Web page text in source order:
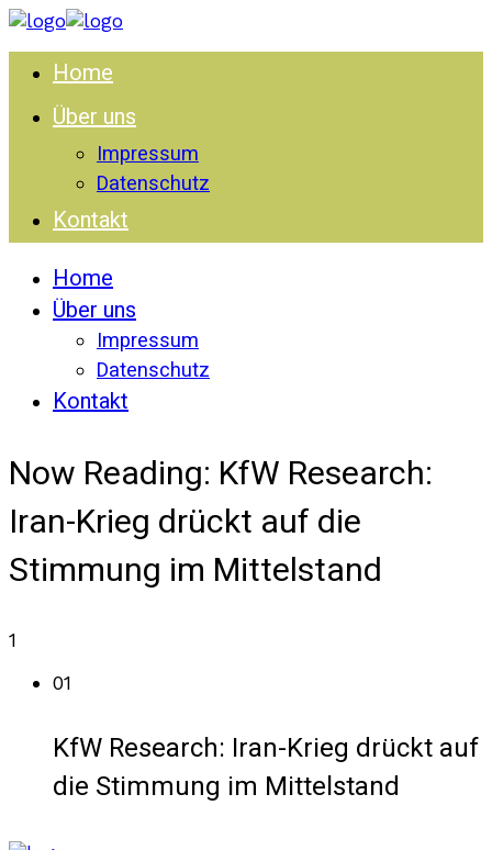
Home
Über uns
Impressum
Datenschutz
Kontakt
Home
Über uns
Impressum
Datenschutz
Kontakt
Now Reading: KfW Research:
Iran-Krieg drückt auf die
Stimmung im Mittelstand
1
01
KfW Research: Iran-Krieg drückt auf
die Stimmung im Mittelstand